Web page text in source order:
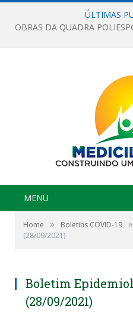
ÚLTIMAS
MENU
Home » Boletins COVID-19 »
(28/09/2021)
Boletim
(28/09/2021)